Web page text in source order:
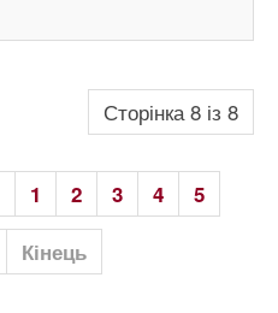
Сторінка 8 із 8
1 2 3 4
5
Кінець